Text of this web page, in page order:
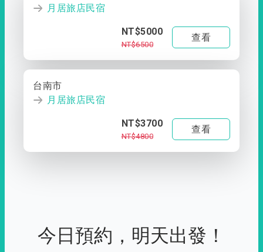
月居旅店民宿
NT$5000
NT$6500
查看
台南市
月居旅店民宿
NT$3700
NT$4800
查看
今日預約，明天出發！